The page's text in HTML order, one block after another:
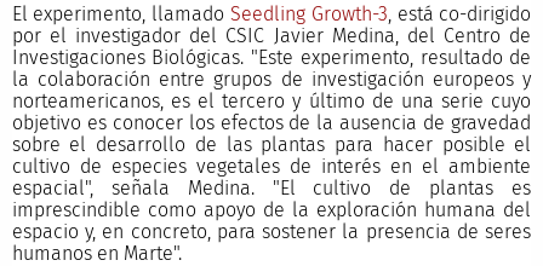
El experimento, llamado Seedling Growth-3 , está co-dirigido
por el investigador del CSIC Javier Medina, del Centro de
Investigaciones Biológicas. "Este experimento, resultado de
la colaboración entre grupos de investigación europeos y
norteamericanos, es el tercero y último de una serie cuyo
objetivo es conocer los efectos de la ausencia de gravedad
sobre el desarrollo de las plantas para hacer posible el
cultivo de especies vegetales de interés en el ambiente
espacial", señala Medina. "El cultivo de plantas es
imprescindible como apoyo de la exploración humana del
espacio y, en concreto, para sostener la presencia de seres
humanos en Marte".